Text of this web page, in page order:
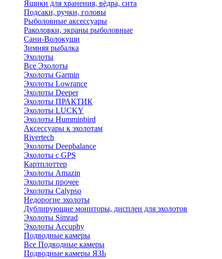
Ящики для хранения, вёдра, сита
Подсаки, ручки, головы
Рыболовные аксессуары
Раколовки, экраны рыболовные
Сани-Волокуши
Зимняя рыбалка
Эхолоты
Все Эхолоты
Эхолоты Garmin
Эхолоты Lowrance
Эхолоты Deeper
Эхолоты ПРАКТИК
Эхолоты LUCKY
Эхолоты Humminbird
Аксессуары к эхолотам
Rivertech
Эхолоты Deepbalance
Эхолоты с GPS
Картплоттер
Эхолоты Amazin
Эхолоты прочее
Эхолоты Calypso
Недорогие эхолоты
Дублирующие мониторы, дисплеи для эхолотов
Эхолоты Simrad
Эхолоты Accuphy
Подводные камеры
Все Подводные камеры
Подводные камеры ЯЗЬ